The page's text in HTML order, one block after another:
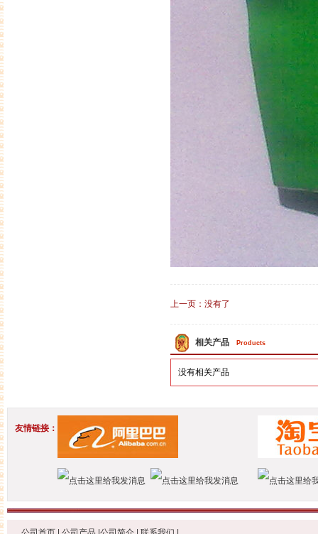
上一页： 没有了
相关产品 Products
没有相关产品
友情链接：